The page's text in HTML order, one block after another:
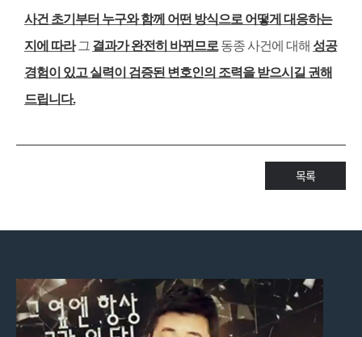
사건 초기부터 누구와 함께 어떤 방식으로 어떻게 대응하는
지에 따라 그 결과가 완전히 바뀌므로 동종 사건에 대해 성공
경험이 있고 실력이 검증된 변호인의 조력을 받으시길 권해
드립니다.
목록